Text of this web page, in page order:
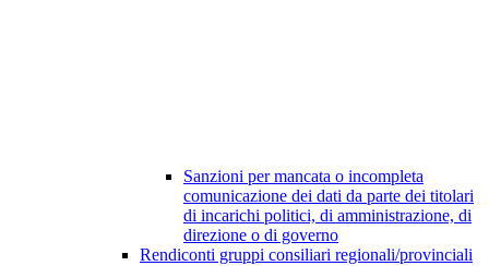
Sanzioni per mancata o incompleta
comunicazione dei dati da parte dei titolari
di incarichi politici, di amministrazione, di
direzione o di governo
Rendiconti gruppi consiliari regionali/provinciali